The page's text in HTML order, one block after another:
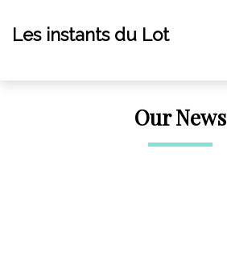
Les instants du Lot
Our News